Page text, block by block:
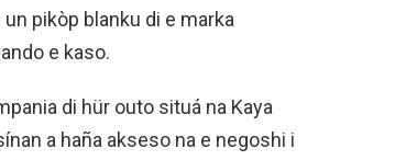
pikòp blanku di e marka
e kaso.
di hür outo situá na Kaya
a haña akseso na e negoshi i